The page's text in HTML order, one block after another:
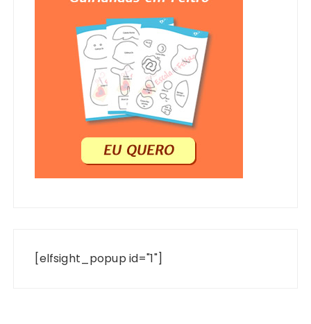
[elfsight_popup id="1"]